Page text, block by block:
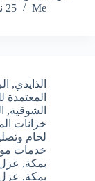
Me
25 نوفمبر، 2025
الذايدي,
الشوقية,
خزانات
لحام
خدمات
بمكة, عزل
بمكة,